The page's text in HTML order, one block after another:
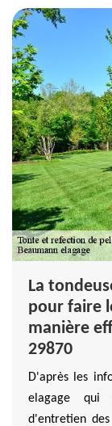
La
pour faire
manière
29870
D'après les
elagage qui
d'entretien